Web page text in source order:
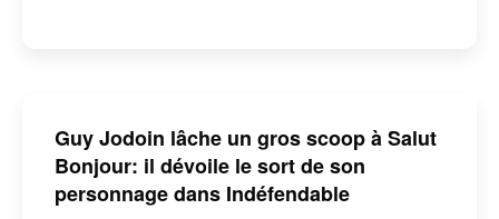
Guy Jodoin lâche un gros scoop à Salut
Bonjour: il dévoile le sort de son
personnage dans Indéfendable